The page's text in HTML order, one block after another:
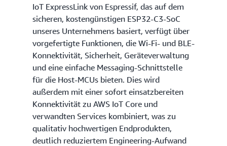
IoT ExpressLink von Espressif, das auf dem
sicheren, kostengünstigen ESP32-C3-SoC
unseres Unternehmens basiert, verfügt über
vorgefertigte Funktionen, die Wi-Fi- und BLE-
Konnektivität, Sicherheit, Geräteverwaltung
und eine einfache Messaging-Schnittstelle
für die Host-MCUs bieten. Dies wird
außerdem mit einer sofort einsatzbereiten
Konnektivität zu AWS IoT Core und
verwandten Services kombiniert, was zu
qualitativ hochwertigen Endprodukten,
deutlich reduziertem Engineering-Aufwand